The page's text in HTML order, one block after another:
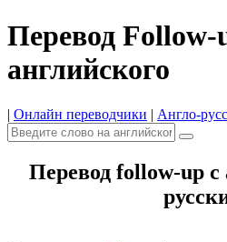
Перевод Follow-
английского
| Онлайн переводчики | Англо-
Перевод follow-up с